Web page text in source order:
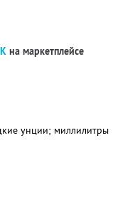
на маркетплейсе
унции; миллилитры